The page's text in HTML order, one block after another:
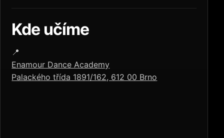
Kde učíme
📍
Enamour Dance Academy
Palackého třída 1891/162, 612 00 Brno